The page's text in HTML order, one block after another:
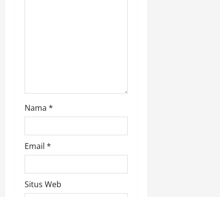
Nama *
Email *
Situs Web